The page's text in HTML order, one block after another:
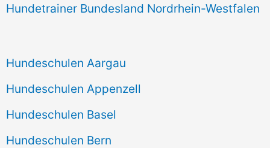
Hundetrainer Bundesland Nordrhein-Westfalen
Hundeschulen Aargau
Hundeschulen Appenzell
Hundeschulen Basel
Hundeschulen Bern